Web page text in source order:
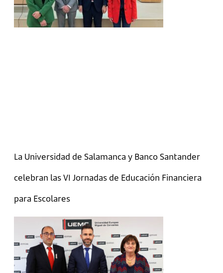
La Universidad de Salamanca y Banco Santander
celebran las VI Jornadas de Educación Financiera
para Escolares